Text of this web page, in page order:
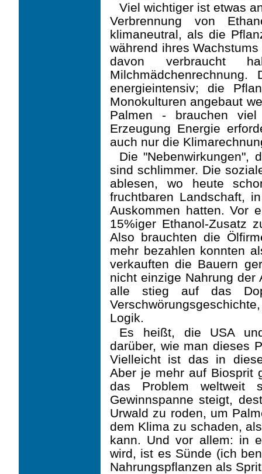
Viel wichtiger ist etwas
Verbrennung von
klimaneutral, als die
während ihres
davon verbraucht
energieintensiv; die
Monokulturen angebaut
Palmen - brauchen
Erzeugung Energie
auch nur die
Die "Nebenwirkungen",
sind schlimmer. Die
ablesen, wo heute
fruchtbaren Landschaft,
Auskommen hatten. Vor
15%iger Ethanol-Zusatz
Also brauchten die
mehr bezahlen konnten
verkauften die Bauern
nicht einzige Nahrung der
alle stieg auf das
Logik.
Es heißt, die USA
darüber, wie man dieses
Vielleicht ist das in
Aber je mehr auf Biosprit
das Problem weltweit
Gewinnspanne steigt,
Urwald zu roden, um
dem Klima zu schaden,
kann. Und vor allem: in
wird, ist es Sünde (ich
Nahrungspflanzen als